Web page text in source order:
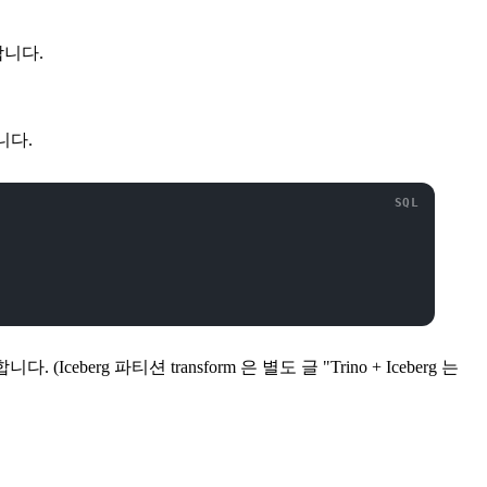
다.
다.
다. (Iceberg 파티션 transform 은 별도 글 "Trino + Iceberg 는